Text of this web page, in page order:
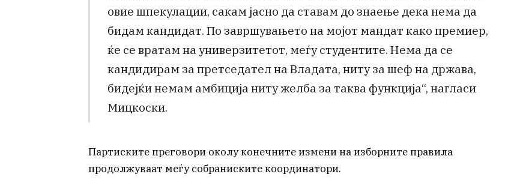
овие шпекулации, сакам јасно да ставам до знаење дека нема да
бидам кандидат. По завршувањето на мојот мандат како премиер,
ќе се вратам на универзитетот, меѓу студентите. Нема да се
кандидирам за претседател на Владата, ниту за шеф на држава,
бидејќи немам амбиција ниту желба за таква функција“, нагласи
Мицкоски.
Партиските преговори околу конечните измени на изборните правила
продолжуваат меѓу собраниските координатори.